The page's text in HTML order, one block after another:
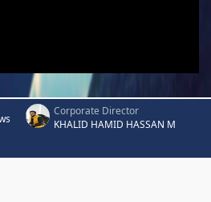
Corporate Director
KHALID HAMID HASSAN M